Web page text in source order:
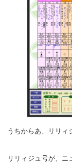
うちからあ、リリィ
リリィジュ号が、ニ